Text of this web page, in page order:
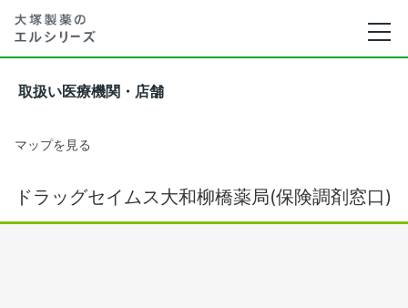
取扱い医療機関・店舗
マップを見る
ドラッグセイムス大和柳橋薬局(保険調剤窓口)